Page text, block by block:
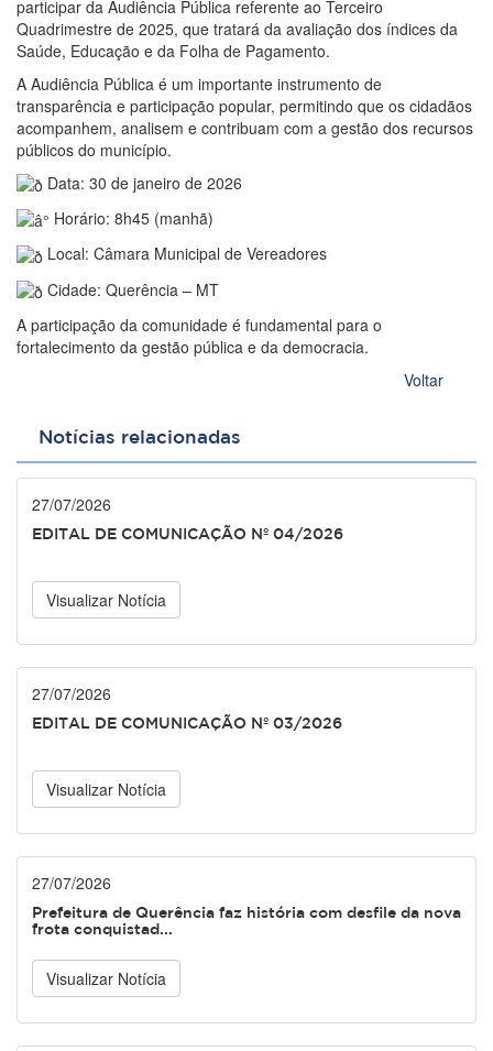
participar da Audiência Pública referente ao Terceiro
Quadrimestre de 2025, que tratará da avaliação dos índices da
Saúde, Educação e da Folha de Pagamento.
A Audiência Pública é um importante instrumento de
transparência e participação popular, permitindo que os cidadãos
acompanhem, analisem e contribuam com a gestão dos recursos
públicos do município.
Data: 30 de janeiro de 2026
Horário: 8h45 (manhã)
Local: Câmara Municipal de Vereadores
Cidade: Querência – MT
A participação da comunidade é fundamental para o
fortalecimento da gestão pública e da democracia.
Voltar
Notícias relacionadas
27/07/2026
EDITAL DE COMUNICAÇÃO Nº 04/2026
Visualizar Notícia
27/07/2026
EDITAL DE COMUNICAÇÃO Nº 03/2026
Visualizar Notícia
27/07/2026
Prefeitura de Querência faz história com desfile da nova
frota conquistad...
Visualizar Notícia